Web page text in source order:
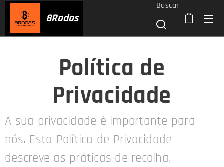
8Rodas
Buscar
Política de
Privacidade
A sua privacidade é importante para
nós. Esta Política de Privacidade
descreve as práticas de recolha,